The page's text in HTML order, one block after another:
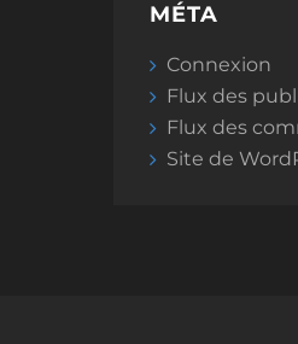
MÉTA
Connexion
Flux des
Flux des
Site de